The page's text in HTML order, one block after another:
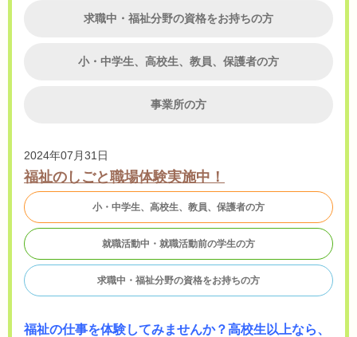
求職中・福祉分野の資格をお持ちの方
小・中学生、高校生、教員、保護者の方
事業所の方
2024年07月31日
福祉のしごと職場体験実施中！
小・中学生、高校生、教員、保護者の方
就職活動中・就職活動前の学生の方
求職中・福祉分野の資格をお持ちの方
福祉の仕事を体験してみませんか？高校生以上なら、